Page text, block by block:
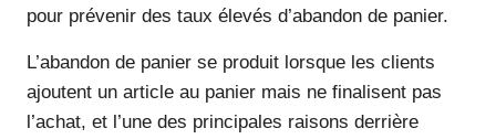
pour prévenir des taux élevés d’abandon de panier.
L’abandon de panier se produit lorsque les clients
ajoutent un article au panier mais ne finalisent pas
l’achat, et l’une des principales raisons derrière